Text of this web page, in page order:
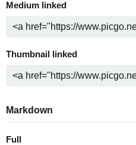
Medium linked
Thumbnail linked
Markdown
Full